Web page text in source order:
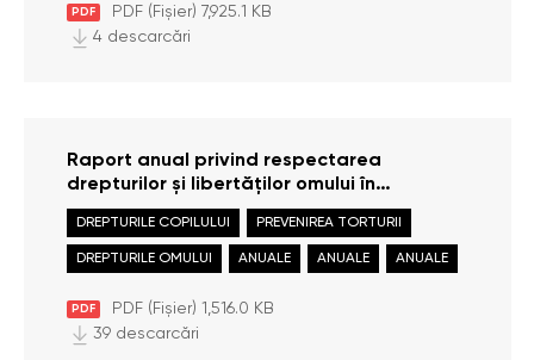
PDF PDF (Fișier) 7,925.1 KB
4 descarcări
Raport anual privind respectarea
drepturilor și libertăților omului în
Republica Moldova în anul 2021
PDF PDF (Fișier) 1,516.0 KB
DREPTURILE COPILULUI PREVENIREA TORTURII
DREPTURILE OMULUI ANUALE ANUALE ANUALE
39 descarcări